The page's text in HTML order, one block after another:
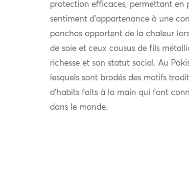
protection efficaces, permettant en
sentiment d’appartenance à une
ponchos apportent de la chaleur
de soie et ceux cousus de fils
richesse et son statut social. Au
lesquels sont brodés des motifs
d’habits faits à la main qui font
dans le monde.